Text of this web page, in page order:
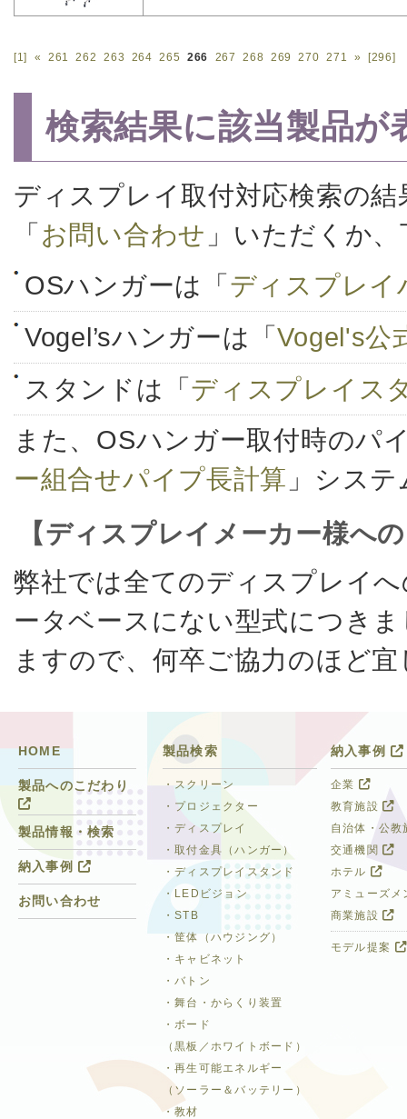
[1] « 261 262 263 264 265 266 267 268 269 270 271 » [296]
検索結果に該当製品が
ディスプレイ取付対応検索の
「お問い合わせ 」いただくか
OSハンガーは「ディスプレイ
Vogel’sハンガーは「Vogel's公
スタンドは「ディスプレイス
また、OSハンガー取付時のパ
ー組合せパイプ長計算 」シス
【ディスプレイメーカー様へ
弊社では全てのディスプレイ
ータベースにない型式につき
ますので、何卒ご協力のほど
HOME
製品へのこだわり
製品情報・検索
納入事例
お問い合わせ
納入事例
企業
教育施設
自治体・公教
交通機関
ホテル
アミューズ
商業施設
モデル提案
製品検索
・スクリーン
・プロジェクター
・ディスプレイ
・取付金具（ハンガー）
・ディスプレイスタンド
・LEDビジョン
・STB
・筐体（ハウジング）
・キャビネット
・バトン
・舞台・からくり装置
・ボード
（黒板／ホワイトボード）
・再生可能エネルギー
（ソーラー＆バッテリー）
・教材